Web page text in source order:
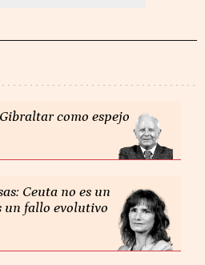
como espejo
Ceuta no es un
un fallo evolutivo